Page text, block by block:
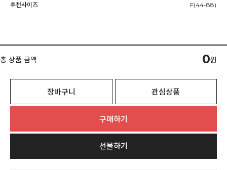
추천사이즈
F(44-88)
총 상품 금액 0원
장바구니 관심상품
구매하기
선물하기